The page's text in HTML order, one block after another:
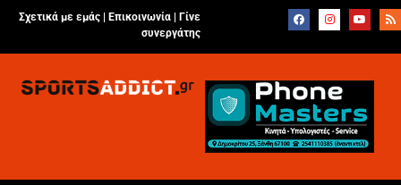
Σχετικά με εμάς | Επικοινωνία
Γίνε
συνεργάτης